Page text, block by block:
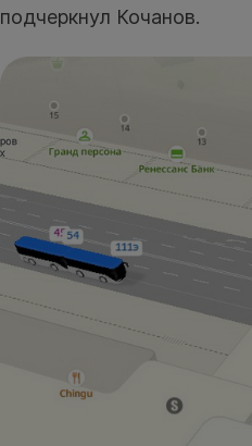
подчеркнул Кочанов.